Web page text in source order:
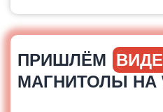
ПРИШЛЁМ
МАГНИТОЛЫ НА